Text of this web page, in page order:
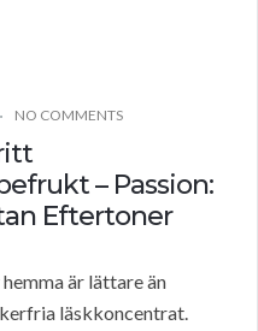
NO COMMENTS
– Passion:
Eftertoner
är lättare än
läskkoncentrat.